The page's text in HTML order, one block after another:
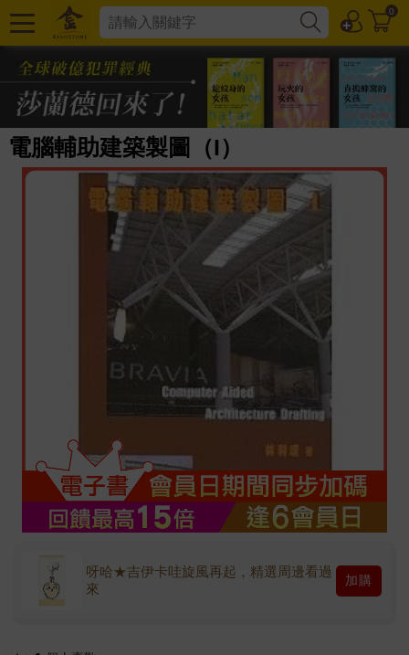
0
電腦輔助建築製圖（I）
呀哈★吉伊卡哇旋風再起，精選周邊看過
來
加購